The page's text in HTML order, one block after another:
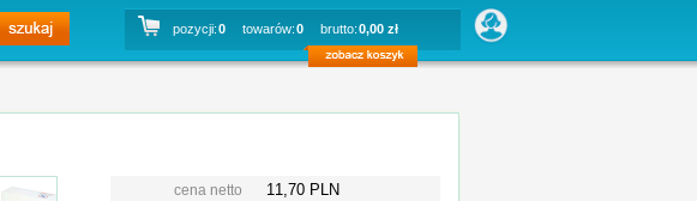
pozycji:0 towarów:0 brutto:0,00 zł
cena netto
11,70 PLN